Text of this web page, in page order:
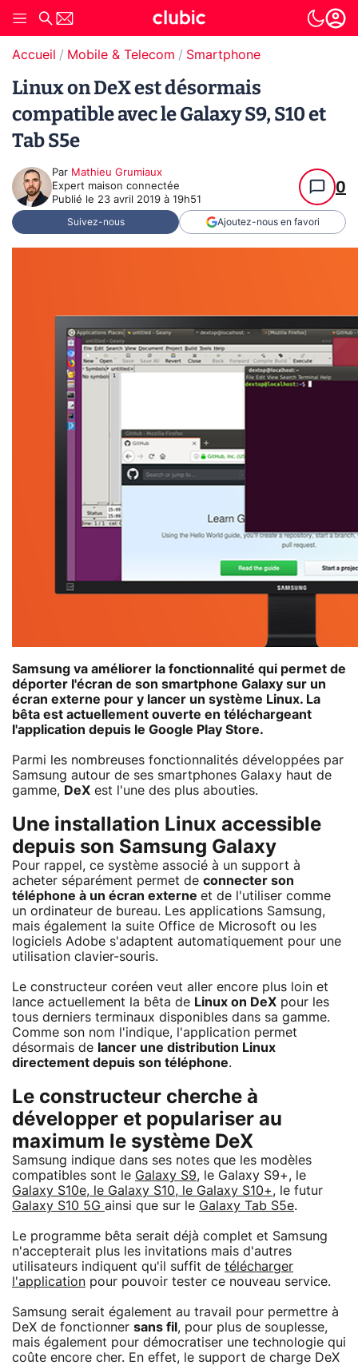
Accueil Mobile & Telecom Smartphone
Linux on DeX est désormais
compatible avec le Galaxy S9, S10 et
Tab S5e
Par Mathieu Grumiaux
Expert maison connectée
Publié le 23 avril 2019 à 19h51
0
Suivez-nous Ajoutez-nous en favori
Samsung va améliorer la fonctionnalité qui permet de
déporter l'écran de son smartphone Galaxy sur un
écran externe pour y lancer un système Linux. La
bêta est actuellement ouverte en téléchargeant
l'application depuis le Google Play Store.
Parmi les nombreuses fonctionnalités développées par
Samsung autour de ses smartphones Galaxy haut de
gamme, DeX est l'une des plus abouties.
Une installation Linux accessible
depuis son Samsung Galaxy
Pour rappel, ce système associé à un support à
acheter séparément permet de connecter son
téléphone à un écran externe et de l'utiliser comme
un ordinateur de bureau. Les applications Samsung,
mais également la suite Office de Microsoft ou les
logiciels Adobe s'adaptent automatiquement pour une
utilisation clavier-souris.
Le constructeur coréen veut aller encore plus loin et
lance actuellement la bêta de Linux on DeX pour les
tous derniers terminaux disponibles dans sa gamme.
Comme son nom l'indique, l'application permet
désormais de lancer une distribution Linux
directement depuis son téléphone.
Le constructeur cherche à
développer et populariser au
maximum le système DeX
Samsung indique dans ses notes que les modèles
compatibles sont le Galaxy S9, le Galaxy S9+, le
Galaxy S10e, le Galaxy S10, le Galaxy S10+, le futur
Galaxy S10 5G ainsi que sur le Galaxy Tab S5e.
Le programme bêta serait déjà complet et Samsung
n'accepterait plus les invitations mais d'autres
utilisateurs indiquent qu'il suffit de télécharger
l'application pour pouvoir tester ce nouveau service.
Samsung serait également au travail pour permettre à
DeX de fonctionner sans fil , pour plus de souplesse,
mais également pour démocratiser une technologie qui
coûte encore cher. En effet, le support de charge DeX